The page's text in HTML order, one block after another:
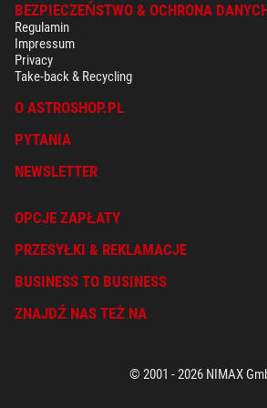
+ Inne akcesoria w tej kategorii: 4
Okulary (5)
+ Inne akcesoria w tej kategorii: 4
Okulary > Inne uwagi (4)
Omegon Okular z
+ Inne akcesoria w tej kategorii: 3
BEZPIECZEŃSTWO & OCHRONA
Regulamin
Impressum
Privacy
Take-back & Recycling
O ASTROSHOP.PL
PYTANIA
NEWSLETTER
OPCJE ZAPŁATY
PRZESYŁKI & REKLAMACJE
BUSINESS TO BUSINESS
ZNAJDŹ NAS TEŻ NA
© 2001 - 2026 NIMAX